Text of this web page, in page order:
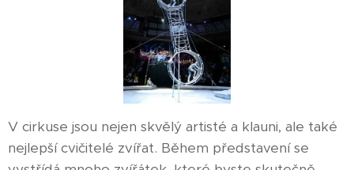
V cirkuse jsou nejen skvělý artisté a klauni, ale také
nejlepší cvičitelé zvířat. Během představení se